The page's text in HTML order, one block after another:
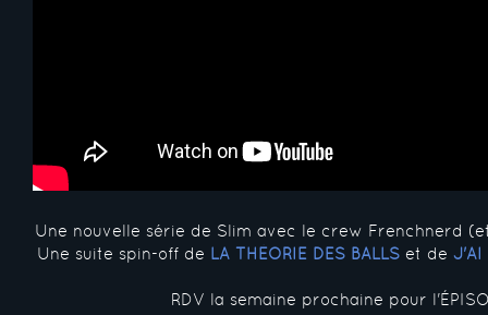
Une nouvelle série de Slim avec le crew Frenchnerd
Une suite spin-off de LA THÉORIE DES BALLS et de J'AI
RDV la semaine prochaine pour